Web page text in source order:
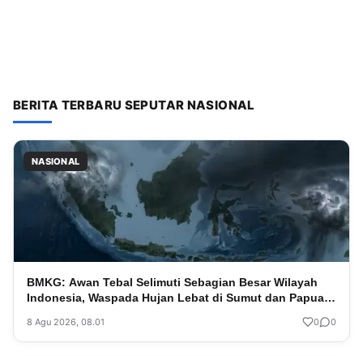
BERITA TERBARU SEPUTAR NASIONAL
NASIONAL
BMKG: Awan Tebal Selimuti Sebagian Besar Wilayah
Indonesia, Waspada Hujan Lebat di Sumut dan Papua
8 Agu 2026, 08.01 0 0